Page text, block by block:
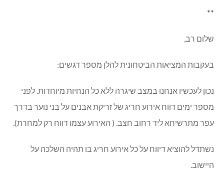
**
שלום רב,
בעקבות המציאות הביטחונית להלן מספר דגשים:
נכון לעכשיו אנחנו במצב שיגרה ללא כל הנחיות מיוחדות. לפני
מספר ימים דווח אירוע חריג של זריקת אבנים על בני נוער בדרך
עפר מתרשיחא ליד רחוב חצב. ( האירוע עצמו דווח רק למחרת).
נשתדל להוציא דיווח על כל אירוע חריג בו תהיה השלכה על
היישוב.